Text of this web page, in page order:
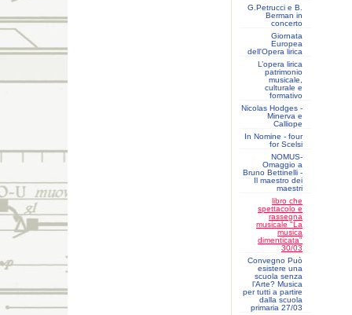
G.Petrucci e B.
Berman in
concerto
Giornata
Europea
dell'Opera lirica
L’opera lirica
patrimonio
musicale,
culturale e
formativo
Nicolas Hodges -
Minerva e
Calliope
In Nomine - four
for Scelsi
NOMUS-
Omaggio a
Bruno Bettinelli -
Il maestro dei
maestri
libro che
spettacolo e
rassegna
musicale "La
musica
dimenticata"
30/03
Convegno Può
esistere una
scuola senza
l’Arte? Musica
per tutti a partire
dalla scuola
primaria 27/03